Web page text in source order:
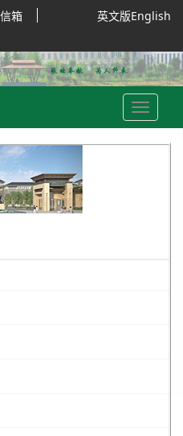
箱
英文版English
Toggle
navigation